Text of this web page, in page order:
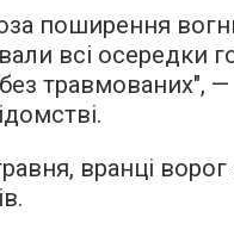
поширення
всі осередки
травмованих", —
вранці